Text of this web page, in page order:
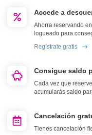
Accede a
Ahorra reservando
logueado para
Regístrate gratis
Consigue saldo
Cada vez que
acumularás saldo
Cancelación
Tienes cancelación